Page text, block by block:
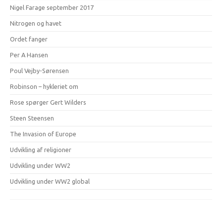
Nigel Farage september 2017
Nitrogen og havet
Ordet fanger
Per A Hansen
Poul Vejby-Sørensen
Robinson – hykleriet om
Rose spørger Gert Wilders
Steen Steensen
The Invasion of Europe
Udvikling af religioner
Udvikling under WW2
Udvikling under WW2 global